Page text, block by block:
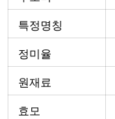
특정명칭
정미율
원재료
효모